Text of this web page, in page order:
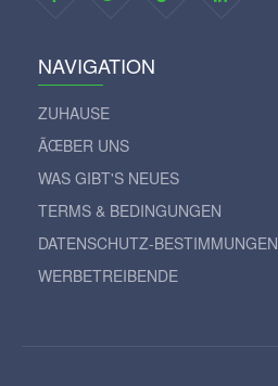
NAVIGATION
ZUHAUSE
ÃŒBER UNS
WAS GIBT'S NEUES
TERMS & BEDINGUNGEN
DATENSCHUTZ-BESTIMMUNGEN
WERBETREIBENDE